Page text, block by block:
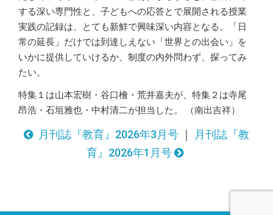
する深い専門性と、子どもへの応答とで展開される授業
実践の記録は、とても新鮮で興味深い内容となる。「日
常の延長」だけでは到達しえない「世界との出会い」を
いかに提供していけるか、制度の内外問わず、探ってみ
たい。
特集１は山本宏樹・谷口檜・荒井嘉夫が、特集２は寺尾
昂浩・石垣雅也・中村清二が担当した。 （南出吉祥）
月刊誌『教育』2026年3月号 ｜
月刊誌『教
育』2026年1月号